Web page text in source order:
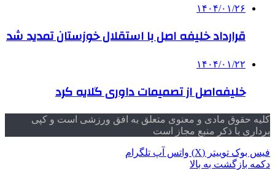
۱۴۰۴/۰۱/۲۶
قرارداد خلیفه اصل با استقلال خوزستان تمدید شد
۱۴۰۴/۰۱/۲۲
خلیفه‌اصل از تصمیمات داوری گلایه کرد
کلیه حقوق مادی و معنوی متعلق به افق ورزشی است و کپی
برداری با ذکر منبع مجاز است
فیس بوک توییتر (X) واتس آپ تلگرام
دکمه بازگشت به بالا